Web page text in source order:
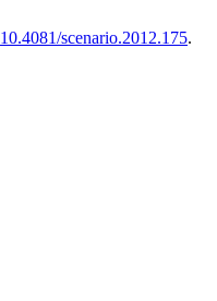
10.4081/scenario.2012.175.